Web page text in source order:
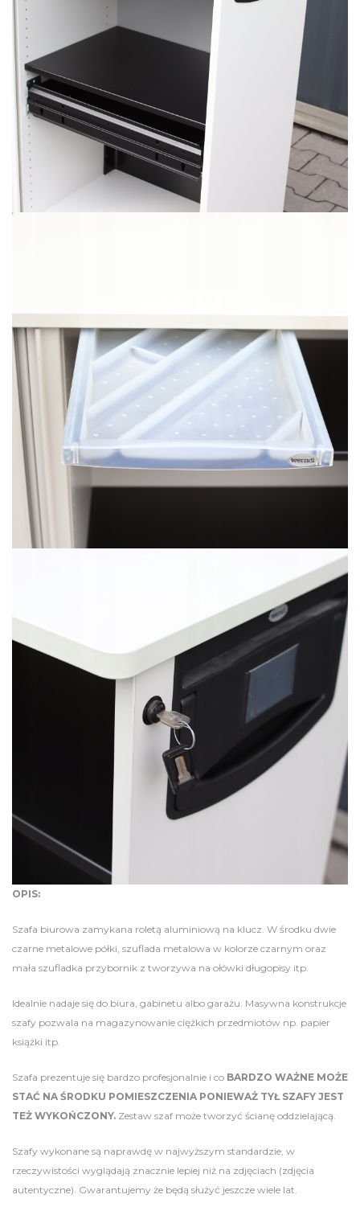
OPIS:
Szafa biurowa zamykana roletą aluminiową na klucz. W środku dwie
czarne metalowe półki, szuflada metalowa w kolorze czarnym oraz
mała szufladka przybornik z tworzywa na ołówki długopisy itp.
Idealnie nadaje się do biura, gabinetu albo garażu. Masywna konstrukcje
szafy pozwala na magazynowanie ciężkich przedmiotów np. papier
książki itp.
Szafa prezentuje się bardzo profesjonalnie i co BARDZO WAŻNE MOŻE
STAĆ NA ŚRODKU POMIESZCZENIA PONIEWAŻ TYŁ SZAFY JEST
TEŻ WYKOŃCZONY. Zestaw szaf może tworzyć ścianę oddzielającą.
Szafy wykonane są naprawdę w najwyższym standardzie, w
rzeczywistości wyglądają znacznie lepiej niż na zdjęciach (zdjęcia
autentyczne). Gwarantujemy że będą służyć jeszcze wiele lat.